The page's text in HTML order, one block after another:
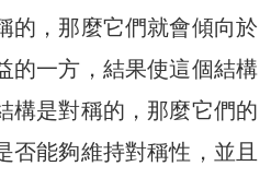
的，那麼它們就會傾向於
的一方，結果使這個結構
構是對稱的，那麼它們的
否能夠維持對稱性，並且